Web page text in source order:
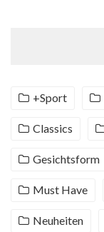
+Sport
Classics
Gesichtsform
Must Have
Neuheiten